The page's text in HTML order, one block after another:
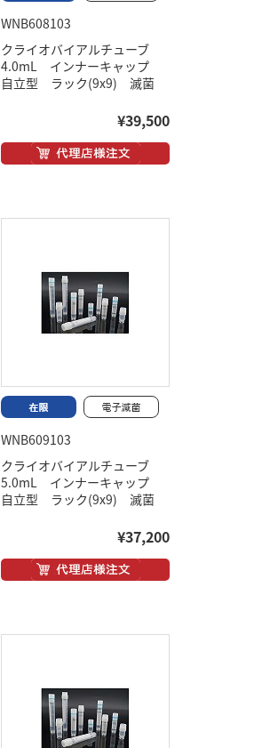
WNB608103
クライオバイアルチューブ
4.0mL インナーキャップ
自立型 ラック(9x9) 滅菌
¥39,500
WNB609103
クライオバイアルチューブ
5.0mL インナーキャップ
自立型 ラック(9x9) 滅菌
¥37,200